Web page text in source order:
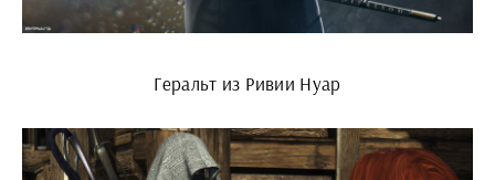
Геральт из Ривии Нуар